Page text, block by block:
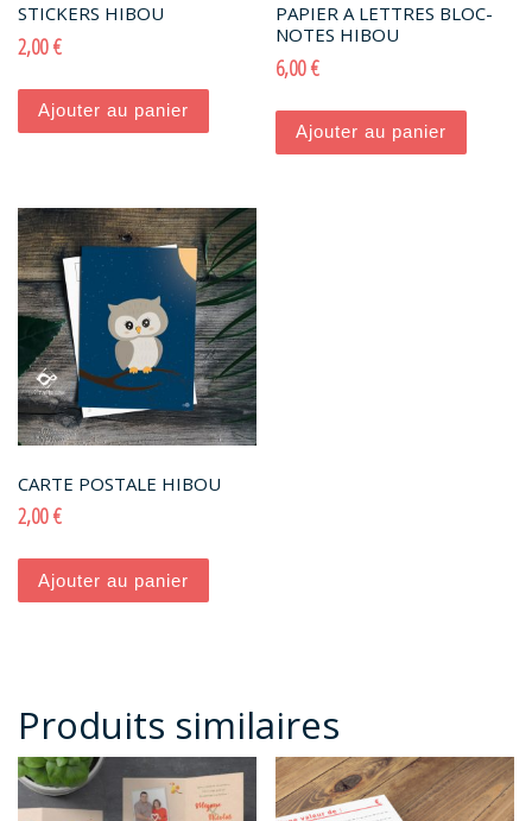
STICKERS HIBOU
2,00€
Ajouter au panier
PAPIER A LETTRES BLOC-
NOTES HIBOU
6,00€
Ajouter au panier
CARTE POSTALE HIBOU
2,00€
Ajouter au panier
Produits similaires